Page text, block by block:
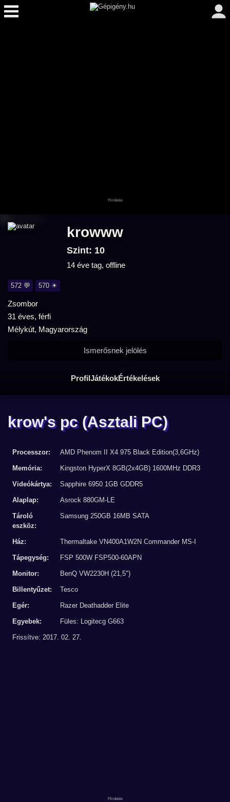
krowww
Szint: 10
14 éve tag, offline
572 💬 570 ☀
Zsombor
31 éves, férfi
Mélykút, Magyarország
ProfilJátékokÉrtékelések
Ismerősnek jelölés
krow's pc (Asztali PC)
Processzor: AMD Phenom II X4 975 Black Edition(3,6GHz)
Memória: Kingston HyperX 8GB(2x4GB) 1600MHz DDR3
Videókártya: Sapphire 6950 1GB GDDR5
Alaplap: Asrock 880GM-LE
Tároló
eszköz:
Samsung 250GB 16MB SATA
Ház: Thermaltake VN400A1W2N Commander MS-I
Tápegység: FSP 500W FSP500-60APN
Monitor: BenQ VW2230H (21,5")
Billentyűzet: Tesco
Egér: Razer Deathadder Elite
Egyebek: Füles: Logitecg G663
Frissítve: 2017. 02. 27.